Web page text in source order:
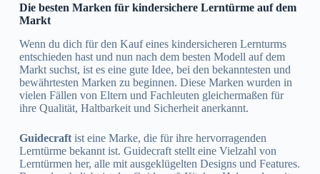
Die besten Marken für kindersichere Lerntürme auf dem
Markt
Wenn du dich für den Kauf eines kindersicheren Lernturms
entschieden hast und nun nach dem besten Modell auf dem
Markt suchst, ist es eine gute Idee, bei den bekanntesten und
bewährtesten Marken zu beginnen. Diese Marken wurden in
vielen Fällen von Eltern und Fachleuten gleichermaßen für
ihre Qualität, Haltbarkeit und Sicherheit anerkannt.
Guidecraftist eine Marke, die für ihre hervorragenden
Lerntürme bekannt ist. Guidecraft stellt eine Vielzahl von
Lerntürmen her, alle mit ausgeklügelten Designs und Features.